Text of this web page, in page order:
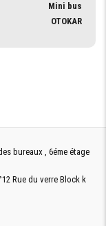
Mini bus
OTOKAR
bureaux , 6éme étage
Rue du verre Block k